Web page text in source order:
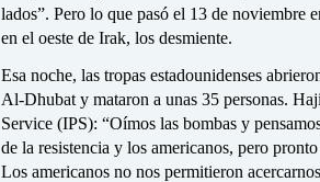
lados”. Pero lo que pasó el 13 de noviembre
en el oeste de Irak, los desmiente.
Esa noche, las tropas estadounidenses
Al-Dhubat y mataron a unas 35 personas.
Service (IPS): “Oímos las bombas y
de la resistencia y los americanos, pero
Los americanos no nos permitieron